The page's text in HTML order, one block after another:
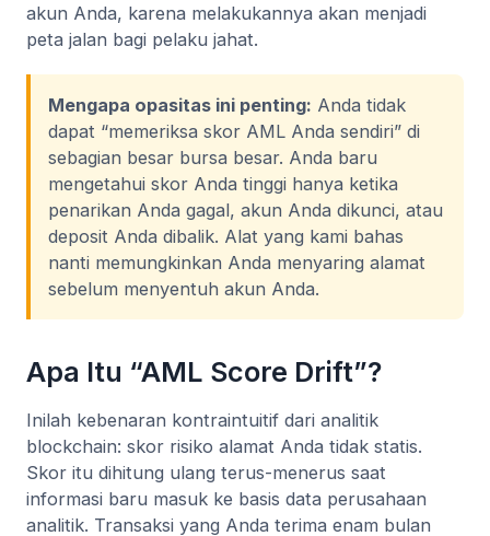
akun Anda, karena melakukannya akan menjadi
peta jalan bagi pelaku jahat.
Mengapa opasitas ini penting: Anda tidak
dapat “memeriksa skor AML Anda sendiri” di
sebagian besar bursa besar. Anda baru
mengetahui skor Anda tinggi hanya ketika
penarikan Anda gagal, akun Anda dikunci, atau
deposit Anda dibalik. Alat yang kami bahas
nanti memungkinkan Anda menyaring alamat
sebelum menyentuh akun Anda.
Apa Itu “AML Score Drift”?
Inilah kebenaran kontraintuitif dari analitik
blockchain: skor risiko alamat Anda tidak statis.
Skor itu dihitung ulang terus-menerus saat
informasi baru masuk ke basis data perusahaan
analitik. Transaksi yang Anda terima enam bulan